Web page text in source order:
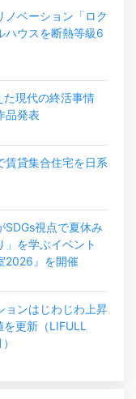
ノベーション「ロク
ウスを断熱等級6
現代の終活事情
品発表
賃貸集合住宅を日系
視点で夏休み
を学ぶイベント
2026』を開催
ョンはじわじわ上昇
更新（LIFULL